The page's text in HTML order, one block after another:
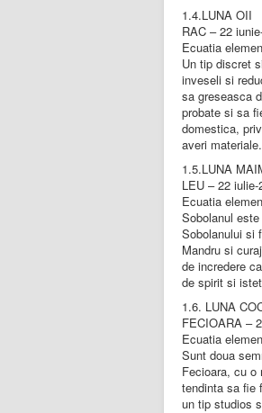
1.4.LUNA OII
RAC – 22
Ecuatia
Un tip discret
inveseli si
sa greseasca
probate si sa
domestica,
averi materiale.
1.5.LUNA
LEU – 22
Ecuatia
Sobolanul
Sobolanului si
Mandru si
de incredere
de spirit si
1.6. LUNA
FECIOARA –
Ecuatia
Sunt doua
Fecioara, cu o
tendinta sa fie
un tip studios